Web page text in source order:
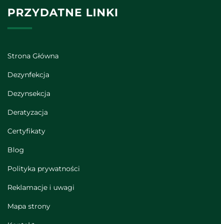
PRZYDATNE LINKI
Strona Główna
Dezynfekcja
Dezynsekcja
Deratyzacja
Certyfikaty
Blog
Polityka prywatności
Reklamacje i uwagi
Mapa strony